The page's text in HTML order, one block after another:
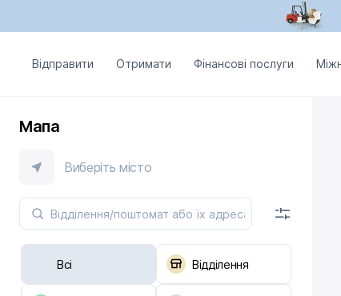
Відправити Отримати Фінансові послуги
Мапа
Виберіть місто
Всі Відділення